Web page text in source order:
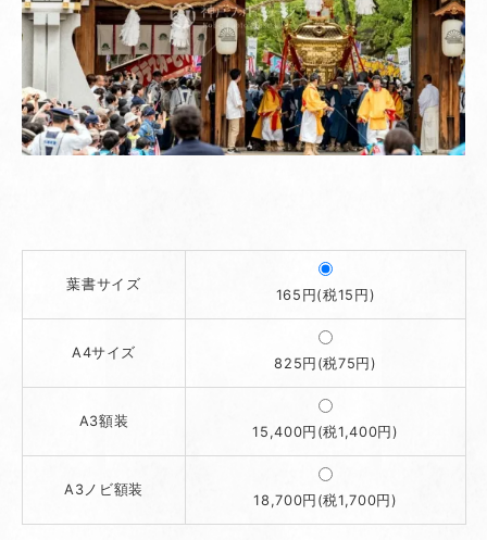
葉書サイズ
165円(税15円)
A4サイズ
825円(税75円)
A3額装
15,400円(税1,400円)
A3ノビ額装
18,700円(税1,700円)